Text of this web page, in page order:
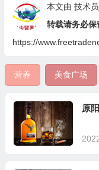
本文由 技术员
转载请务必保
https://
营养 美食广场
原